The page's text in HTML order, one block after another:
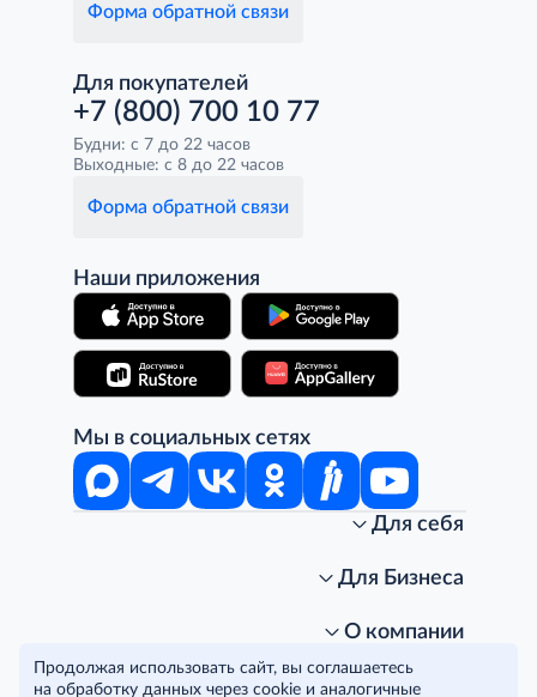
Форма обратной связи
Для покупателей
+7 (800) 700 10 77
Будни: с 7 до 22 часов
Выходные: с 8 до 22 часов
Форма обратной связи
Наши приложения
Мы в социальных сетях
Для себя
Стань клиентом METRO
Подарочные карты. Активация и баланс
Для Бизнеса
Получить карту для бизнеса
Для магазинов
О компании
Карьера
Условия и соглашения
Продолжая использовать сайт, вы соглашаетесь
на обработку данных через cookie и аналогичные